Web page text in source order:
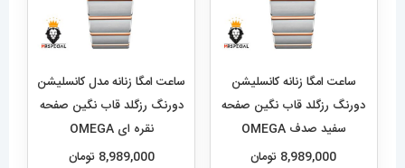
ساعت امگا زنانه کانسلیشن
دورنگ رزگلد قاب نگین صفحه
سفید صدف OMEGA
CONSTELLATION
8,989,000 تومان
ساعت امگا زنانه مدل کانسلیشن
دورنگ رزگلد قاب نگین صفحه
نقره ای OMEGA
CONSTELLATION
8,989,000 تومان